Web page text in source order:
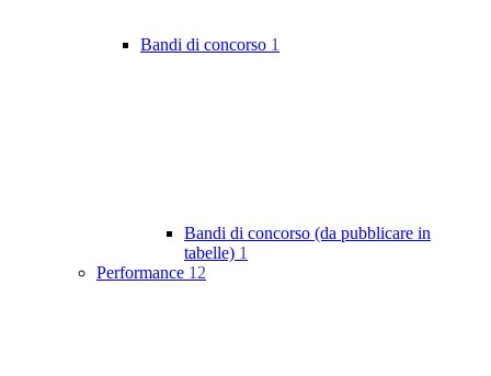
Bandi di concorso 1
Bandi di concorso (da pubblicare in
tabelle) 1
Performance 12